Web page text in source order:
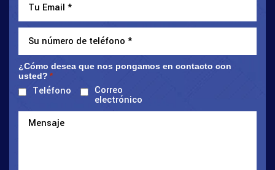
¿Cómo desea que nos pongamos en contacto con
usted? *
Teléfono Correo
electrónico